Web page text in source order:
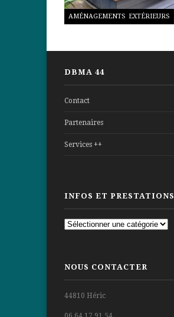
AMÉNAGEMENTS EXTÉRIEURS
DBMA 44
Contact
Partenaires
Services ++
INFOS ET PRESTATIONS
Infos
NOUS CONTACTER
44810 Héric